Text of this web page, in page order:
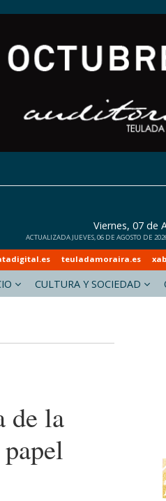
Viernes, 07 de
ACTUALIZADA JUEVES, 06 DE AGOSTO DE
teuladamoraira.es
CULTURA Y SOCIEDAD
de la